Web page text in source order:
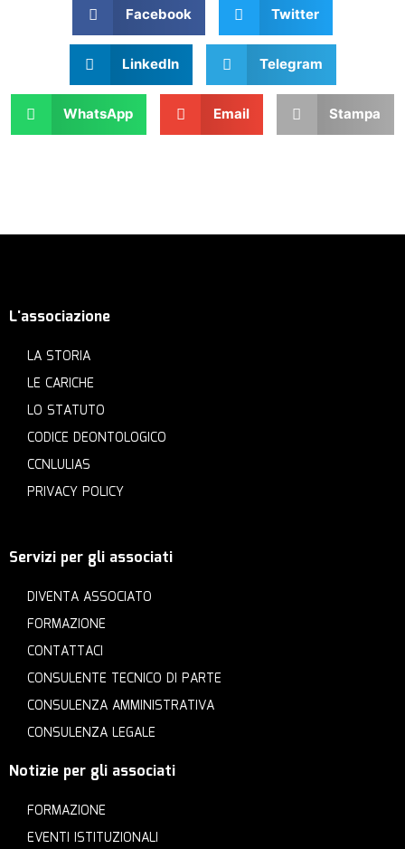
Facebook Twitter
LinkedIn Telegram
WhatsApp Email Stampa
L'associazione
LA STORIA
LE CARICHE
LO STATUTO
CODICE DEONTOLOGICO
CCNLULIAS
PRIVACY POLICY
Servizi per gli associati
DIVENTA ASSOCIATO
FORMAZIONE
CONTATTACI
CONSULENTE TECNICO DI PARTE
CONSULENZA AMMINISTRATIVA
CONSULENZA LEGALE
Notizie per gli associati
FORMAZIONE
EVENTI ISTITUZIONALI